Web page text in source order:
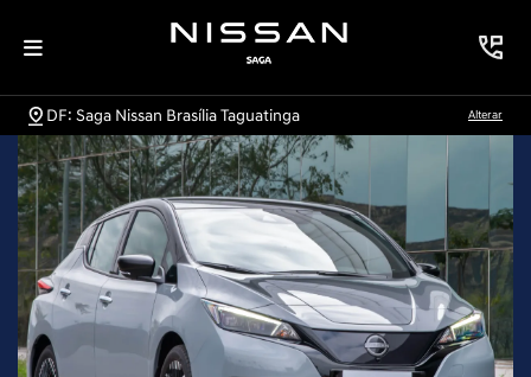
DF: Saga Nissan Brasília Taguatinga Alterar